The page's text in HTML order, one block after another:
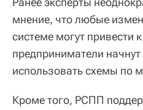
мнение, что любые
системе могут привести
предприниматели начнут
использовать схемы по
Кроме того, РСПП